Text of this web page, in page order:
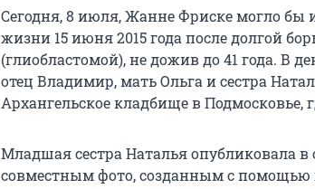
Сегодня, 8 июля, Жанне Фриске могло бы
жизни 15 июня 2015 года после долгой
(глиобластомой), не дожив до 41 года. В
отец Владимир, мать Ольга и сестра
Архангельское кладбище в Подмосковье,
Младшая сестра Наталья опубликовала в
совместным фото, созданным с помощью